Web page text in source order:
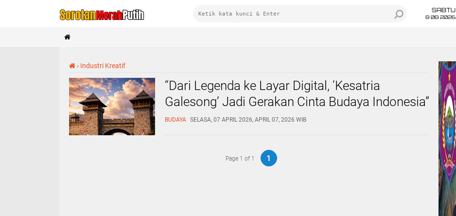
SABTU
8 08 2026
› Industri Kreatif
“Dari Legenda ke Layar Digital, ‘Kesatria
Galesong’ Jadi Gerakan Cinta Budaya Indonesia”
BUDAYA SELASA, 07 APRIL 2026, APRIL 07, 2026 WIB
Page 1 of 1 1